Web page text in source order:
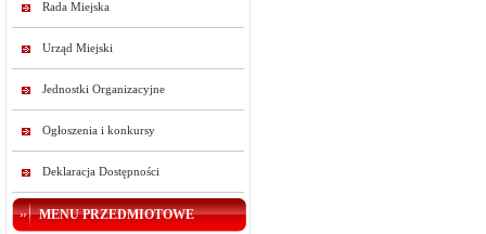
Rada Miejska
Urząd Miejski
Jednostki Organizacyjne
Ogłoszenia i konkursy
Deklaracja Dostępności
MENU PRZEDMIOTOWE